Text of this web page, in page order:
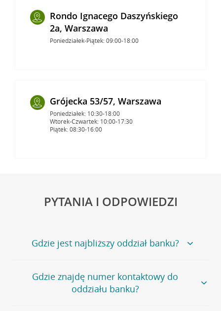
Rondo Ignacego Daszyńskiego
2a, Warszawa
Poniedziałek-Piątek: 09:00-18:00
Grójecka 53/57, Warszawa
Poniedziałek: 10:30-18:00
Wtorek-Czwartek: 10:00-17:30
Piątek: 08:30-16:00
PYTANIA I ODPOWIEDZI
Gdzie jest najbliższy oddział banku?
Jeśli szukasz oddziału naszego banku, zapraszamy na
stronęPlacówki i bankomaty, na której znajduje się
wygodna wyszukiwarka.
Gdzie znajdę numer kontaktowy do
oddziału banku?